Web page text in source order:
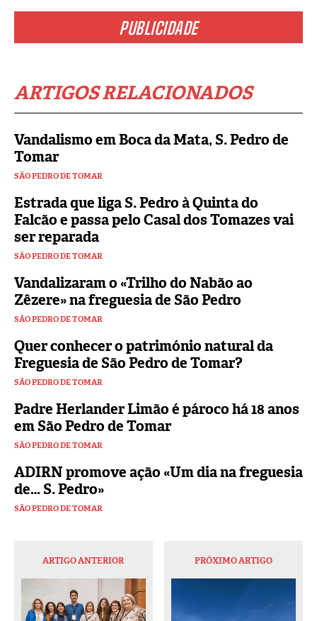
PUBLICIDADE
ARTIGOS RELACIONADOS
Vandalismo em Boca da Mata, S. Pedro de
Tomar
SÃO PEDRO DE TOMAR
Estrada que liga S. Pedro à Quinta do
Falcão e passa pelo Casal dos Tomazes vai
ser reparada
SÃO PEDRO DE TOMAR
Vandalizaram o «Trilho do Nabão ao
Zêzere» na freguesia de São Pedro
SÃO PEDRO DE TOMAR
Quer conhecer o património natural da
Freguesia de São Pedro de Tomar?
SÃO PEDRO DE TOMAR
Padre Herlander Limão é pároco há 18 anos
em São Pedro de Tomar
SÃO PEDRO DE TOMAR
ADIRN promove ação «Um dia na freguesia
de… S. Pedro»
SÃO PEDRO DE TOMAR
ARTIGO ANTERIOR PRÓXIMO ARTIGO